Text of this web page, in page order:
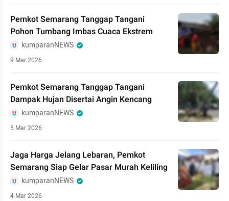
Pemkot Semarang Tanggap Tangani
Pohon Tumbang Imbas Cuaca Ekstrem
kumparanNEWS
9 Mar 2026
Pemkot Semarang Tanggap Tangani
Dampak Hujan Disertai Angin Kencang
kumparanNEWS
5 Mar 2026
Jaga Harga Jelang Lebaran, Pemkot
Semarang Siap Gelar Pasar Murah Keliling
kumparanNEWS
4 Mar 2026